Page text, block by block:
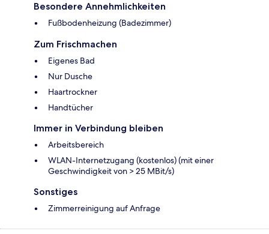
Besondere Annehmlichkeiten
Fußbodenheizung (Badezimmer)
Zum Frischmachen
Eigenes Bad
Nur Dusche
Haartrockner
Handtücher
Immer in Verbindung bleiben
Arbeitsbereich
WLAN-Internetzugang (kostenlos) (mit einer
Geschwindigkeit von > 25 MBit/s)
Sonstiges
Zimmerreinigung auf Anfrage